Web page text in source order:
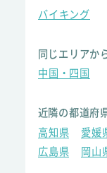
バイキング
同じエリアか
中国・四国
近隣の都道府
高知県
愛媛
広島県
岡山